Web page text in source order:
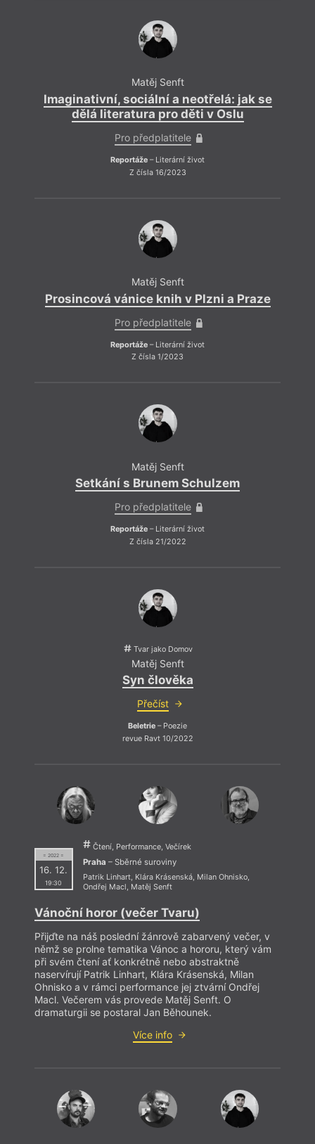
Matěj Senft
Imaginativní, sociální a neotřelá: jak se
dělá literatura pro děti v Oslu
Pro předplatitele
Reportáže – Literární život
Z čísla 16/2023
Matěj Senft
Prosincová vánice knih v Plzni a Praze
Pro předplatitele
Reportáže – Literární život
Z čísla 1/2023
Matěj Senft
Setkání s Brunem Schulzem
Pro předplatitele
Reportáže – Literární život
Z čísla 21/2022
Tvar jako Domov
Matěj Senft
Syn člověka
Přečíst
Beletrie – Poezie
revue Ravt 10/2022
= 2022 =
16. 12.
19:30
Čtení, Performance, Večírek
Praha – Sběrné suroviny
Patrik Linhart, Klára Krásenská, Milan Ohnisko,
Ondřej Macl, Matěj Senft
Vánoční horor (večer Tvaru)
Přijďte na náš poslední žánrově zabarvený večer, v
němž se prolne tematika Vánoc a hororu, který vám
při svém čtení ať konkrétně nebo abstraktně
naservírují Patrik Linhart, Klára Krásenská, Milan
Ohnisko a v rámci performance jej ztvární Ondřej
Macl. Večerem vás provede Matěj Senft. O
dramaturgii se postaral Jan Běhounek.
Více info